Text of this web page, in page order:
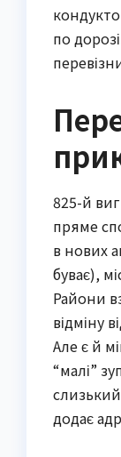
по
825-й
пряме
в нових
буває),
Райони
відміну
Але є й
“малі”
додає